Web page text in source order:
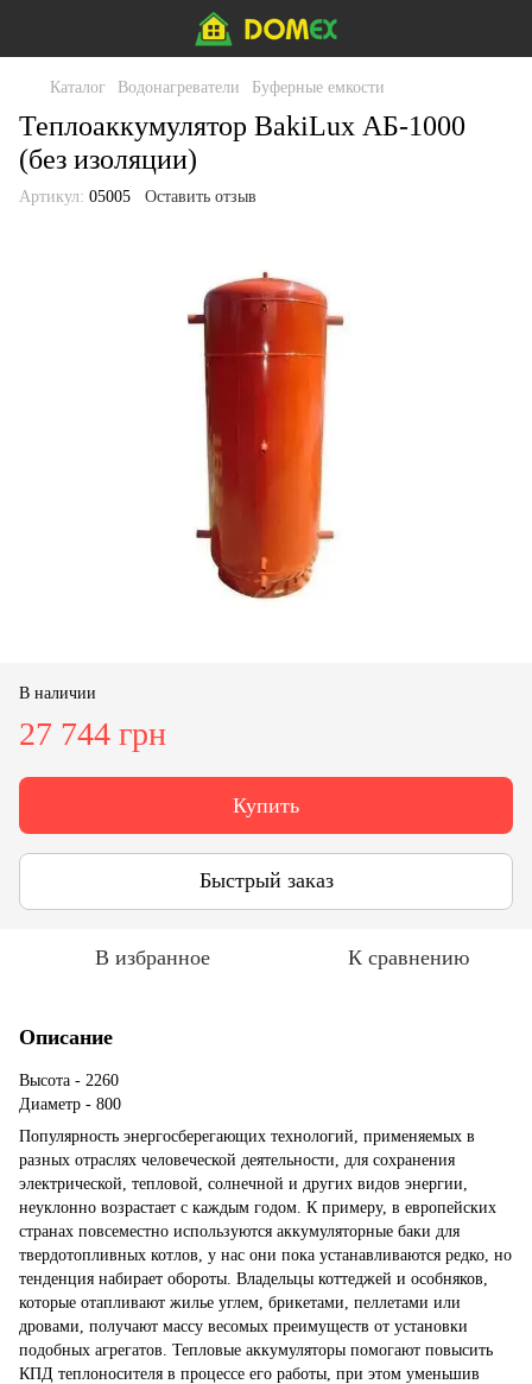
Каталог Водонагреватели Буферные емкости
Теплоаккумулятор BakiLux АБ-1000
(без изоляции)
Артикул: 05005 Оставить отзыв
В наличии
27 744 грн
Купить
Быстрый заказ
В избранное К сравнению
Описание
Высота - 2260
Диаметр - 800
Популярность энергосберегающих технологий, применяемых в
разных отраслях человеческой деятельности, для сохранения
электрической, тепловой, солнечной и других видов энергии,
неуклонно возрастает с каждым годом. К примеру, в европейских
странах повсеместно используются аккумуляторные баки для
твердотопливных котлов, у нас они пока устанавливаются редко, но
тенденция набирает обороты. Владельцы коттеджей и особняков,
которые отапливают жилье углем, брикетами, пеллетами или
дровами, получают массу весомых преимуществ от установки
подобных агрегатов. Тепловые аккумуляторы помогают повысить
КПД теплоносителя в процессе его работы, при этом уменьшив